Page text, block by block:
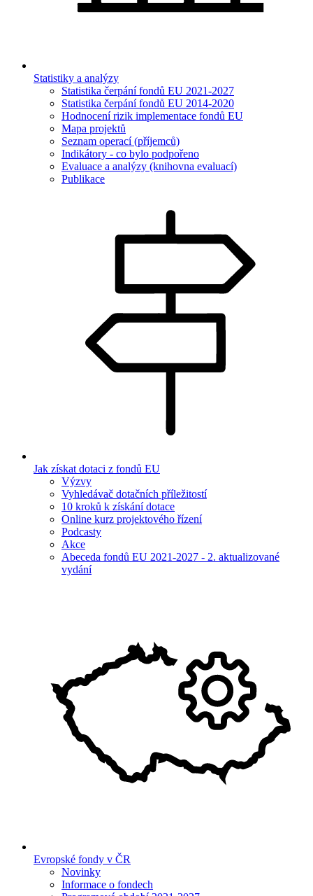
Statistiky a analýzy
Statistika čerpání fondů EU 2021-2027
Statistika čerpání fondů EU 2014-2020
Hodnocení rizik implementace fondů EU
Mapa projektů
Seznam operací (příjemců)
Indikátory - co bylo podpořeno
Evaluace a analýzy (knihovna evaluací)
Publikace
Jak získat dotaci z fondů EU
Výzvy
Vyhledávač dotačních příležitostí
10 kroků k získání dotace
Online kurz projektového řízení
Podcasty
Akce
Abeceda fondů EU 2021-2027 - 2. aktualizované
vydání
Evropské fondy v ČR
Novinky
Informace o fondech